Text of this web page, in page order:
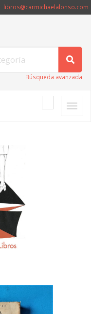
libros@carmichaelalonso.com
Búsqueda avanzada
Toggle